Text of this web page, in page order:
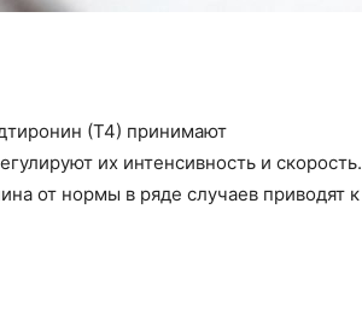
(Т4) принимают
их интенсивность и скорость.
от нормы в ряде случаев приводят к